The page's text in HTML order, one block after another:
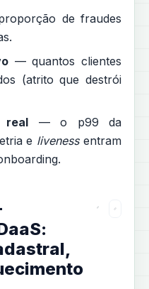
de fraudes
— quantos clientes
(atrito que destrói
real — o p99 da
e livenessentram